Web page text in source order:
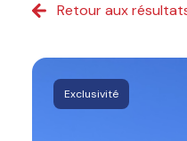
Retour aux
Exclusivité